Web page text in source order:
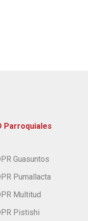
Parroquiales
Guasuntos
Pumallacta
Multitud
Pistishi